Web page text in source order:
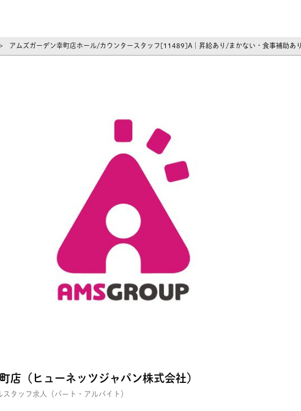
アムズガーデン幸町店ホール/カウンタースタッフ[11489]A｜昇給あり/まかない・食事補助あ
（ヒューネッツジャパン株式会社）
タッフ求人（パート・アルバイト）